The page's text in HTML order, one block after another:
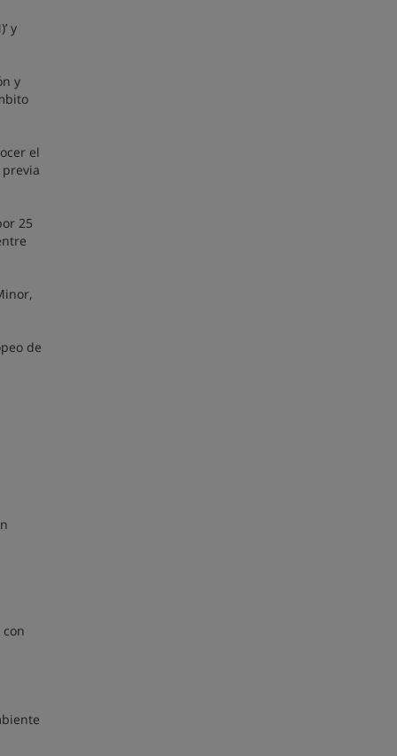
y
y
el
25
de